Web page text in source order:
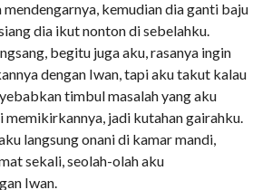
kemudian dia ganti baju
dia ikut nonton di sebelahku.
begitu juga aku, rasanya ingin
dengan Iwan, tapi aku takut kalau
timbul masalah yang aku
jadi kutahan gairahku.
langsung onani di kamar mandi,
sekali, seolah-olah aku
Iwan.